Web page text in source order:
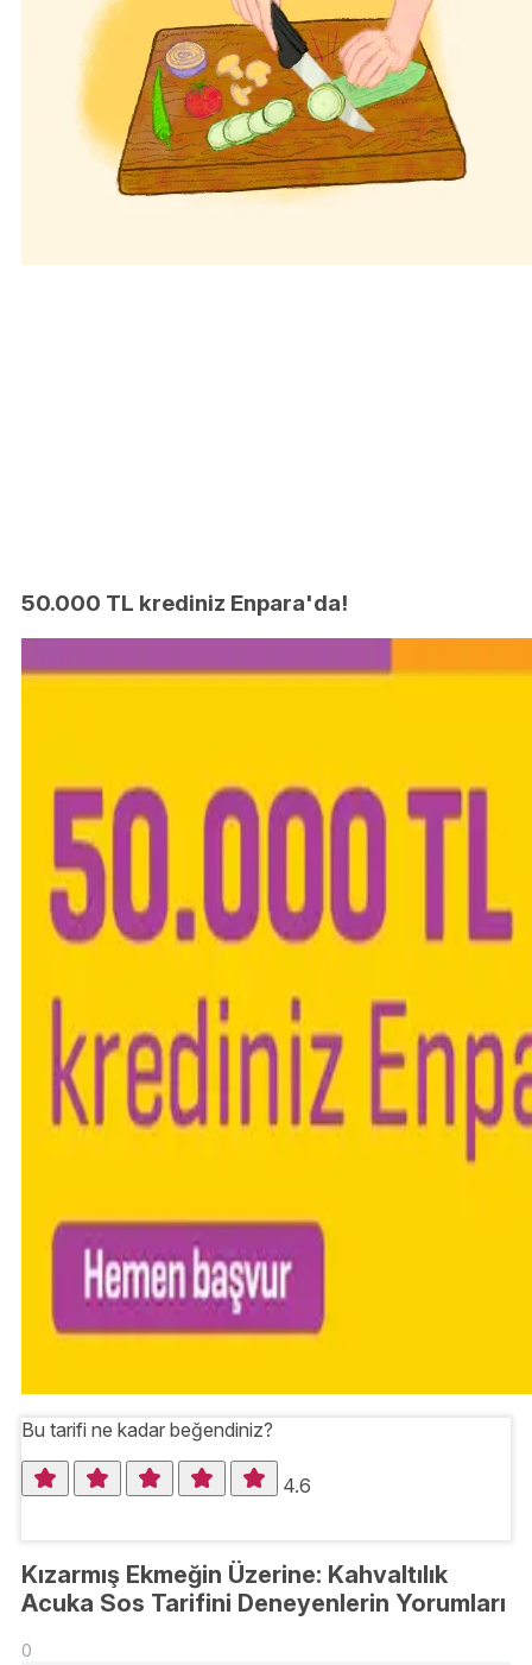
50.000 TL krediniz Enpara'da!
Bu tarifi ne kadar beğendiniz?
4.6
Kızarmış Ekmeğin Üzerine: Kahvaltılık
Acuka Sos Tarifini Deneyenlerin Yorumları
0